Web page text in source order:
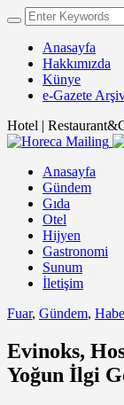
Anasayfa
Hakkımızda
Künye
e-Gazete
Hotel |
Anasayfa
Gündem
Gıda
Otel
Hijyen
Gastronomi
Sunum
İletişim
Fuar, Gündem,
Evinoks,
Yoğun İlgi